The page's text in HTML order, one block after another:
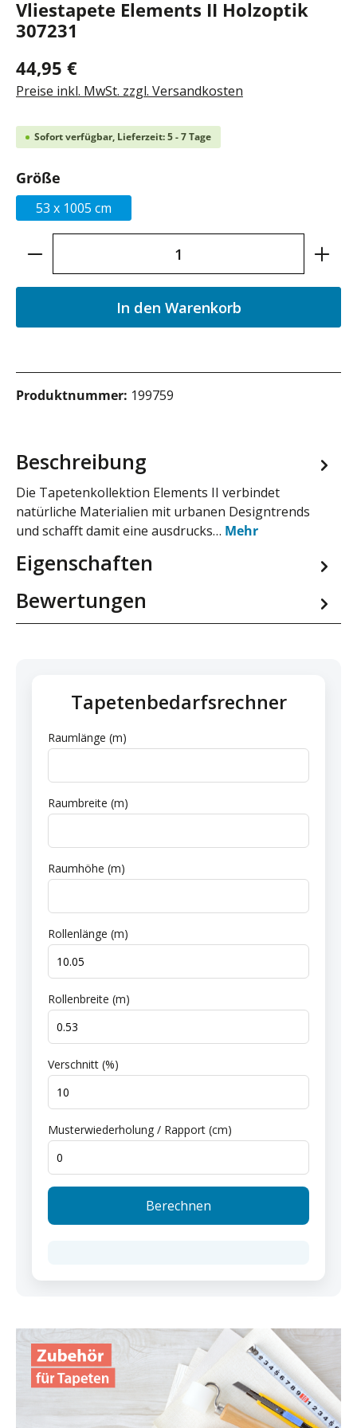
Vliestapete Elements II Holzoptik
307231
44,95 €
Preise inkl. MwSt. zzgl. Versandkosten
Sofort verfügbar, Lieferzeit: 5 - 7 Tage
Größe
53 x 1005 cm
Produkt Anzahl: Gib den gewünschten
In den Warenkorb
Produktnummer: 199759
Beschreibung
Die Tapetenkollektion Elements II verbindet
natürliche Materialien mit urbanen Designtrends
und schafft damit eine ausdrucks… Mehr
Eigenschaften
Bewertungen
Tapetenbedarfsrechner
Raumlänge (m)
Raumbreite (m)
Raumhöhe (m)
Rollenlänge (m)
Rollenbreite (m)
Verschnitt (%)
Musterwiederholung / Rapport (cm)
Berechnen